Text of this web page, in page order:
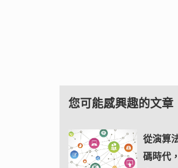
您可能感興趣的文章
從演算
碼時代